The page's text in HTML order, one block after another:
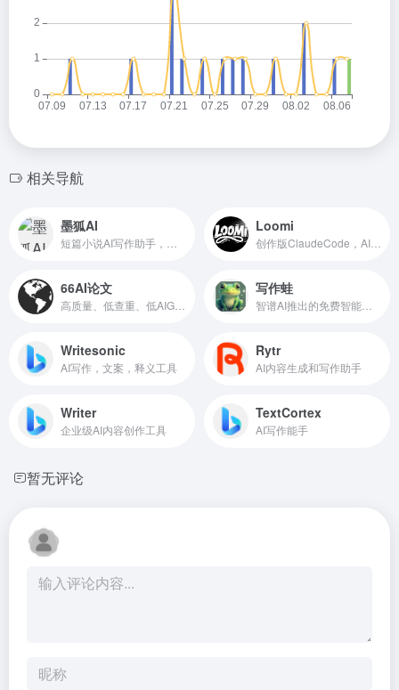
相关导航
墨狐AI Loomi
66AI论文 写作蛙
Writesonic
AI写作，文案，释义工具
Rytr
AI内容生成和写作助手
Writer
企业级AI内容创作工具
TextCortex
AI写作能手
暂无评论